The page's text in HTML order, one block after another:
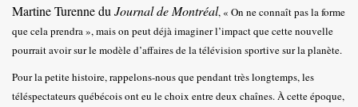
Martine Turenne du Journal de Montréal, « On ne connaît pas la forme
que cela prendra », mais on peut déjà imaginer l’impact que cette nouvelle
pourrait avoir sur le modèle d’affaires de la télévision sportive sur la planète.
Pour la petite histoire, rappelons-nous que pendant très longtemps, les
téléspectateurs québécois ont eu le choix entre deux chaînes. À cette époque,